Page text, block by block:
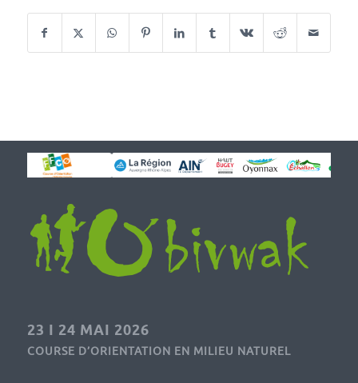
23 I 24 MAI 2026
COURSE D’ORIENTATION EN MILIEU NATUREL